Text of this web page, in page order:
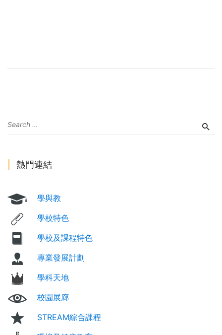
熱門連結
學與教
學校特色
學校及課程特色
專業發展計劃
學科天地
校園展廊
STREAM綜合課程